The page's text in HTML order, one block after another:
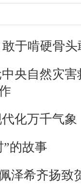
于啃硬骨
央自然灾
化万千气象
的故事
泽希齐扬致